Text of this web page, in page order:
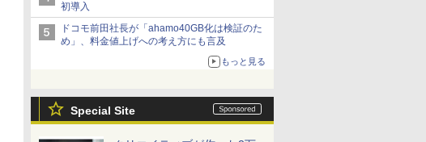
初導入
ドコモ前田社長が「ahamo40GB化は検証のた
め」、料金値上げへの考え方にも言及
もっと見る
Special Site